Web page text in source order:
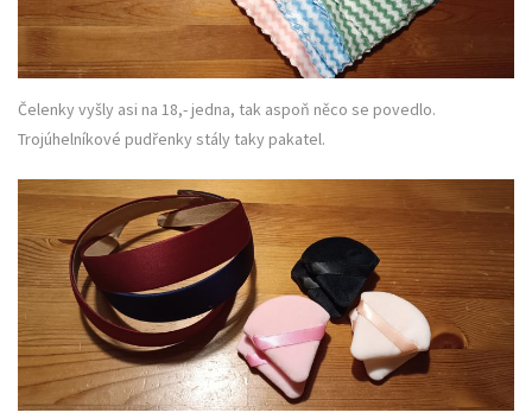
Čelenky vyšly asi na 18,- jedna, tak aspoň něco se povedlo.
Trojúhelníkové pudřenky stály taky pakatel.